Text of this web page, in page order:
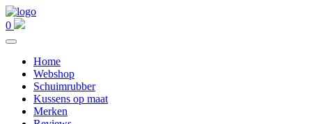
0
Home
Webshop
Schuimrubber
Kussens op maat
Merken